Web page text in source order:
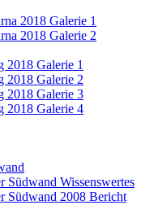
2018 Galerie 1
2018 Galerie 2
2018 Galerie 1
2018 Galerie 2
2018 Galerie 3
2018 Galerie 4
Südwand Wissenswertes
Südwand 2008 Bericht